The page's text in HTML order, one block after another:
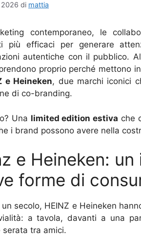
2026 di mattia
contemporaneo, le
più efficaci per generare
autentiche con il pubblico.
proprio perché mettono
e Heineken, due marchi iconici
di co-branding.
Una limited edition estiva che
i brand possono avere nella
e Heineken:
forme di
secolo, HEINZ e Heineken
a tavola, davanti a una
serata tra amici.